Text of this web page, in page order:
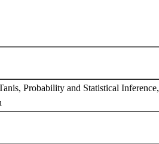
Probability and Statistical Inference,